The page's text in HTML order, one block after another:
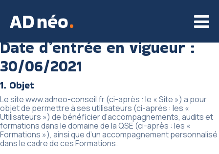
Date d’entrée en vigueur :
30/06/2021
1. Objet
Le site www.adneo-conseil.fr (ci-après : le « Site ») a pour
objet de permettre à ses utilisateurs (ci-après : les «
Utilisateurs ») de bénéficier d’accompagnements, audits et
formations dans le domaine de la QSE (ci-après : les «
Formations »), ainsi que d’un accompagnement personnalisé
dans le cadre de ces Formations.